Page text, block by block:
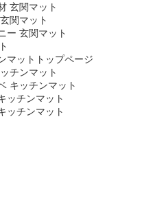
玄関マット
関マット
ー 玄関マット
マットトップページ
チンマット
キッチンマット
ッチンマット
ッチンマット